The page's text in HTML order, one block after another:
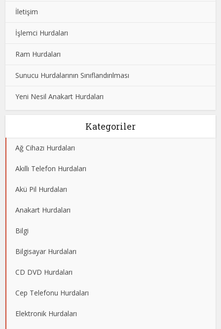
İletişim
İşlemci Hurdaları
Ram Hurdaları
Sunucu Hurdalarının Sınıflandırılması
Yeni Nesil Anakart Hurdaları
Kategoriler
Ağ Cihazı Hurdaları
Akıllı Telefon Hurdaları
Akü Pil Hurdaları
Anakart Hurdaları
Bilgi
Bilgisayar Hurdaları
CD DVD Hurdaları
Cep Telefonu Hurdaları
Elektronik Hurdaları